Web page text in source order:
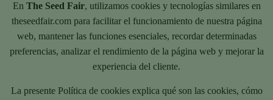
En The Seed Fair, utilizamos cookies y tecnologías similares en
theseedfair.com para facilitar el funcionamiento de nuestra página
web, mantener las funciones esenciales, recordar determinadas
preferencias, analizar el rendimiento de la página web y mejorar la
experiencia del cliente.
La presente Política de cookies explica qué son las cookies, cómo